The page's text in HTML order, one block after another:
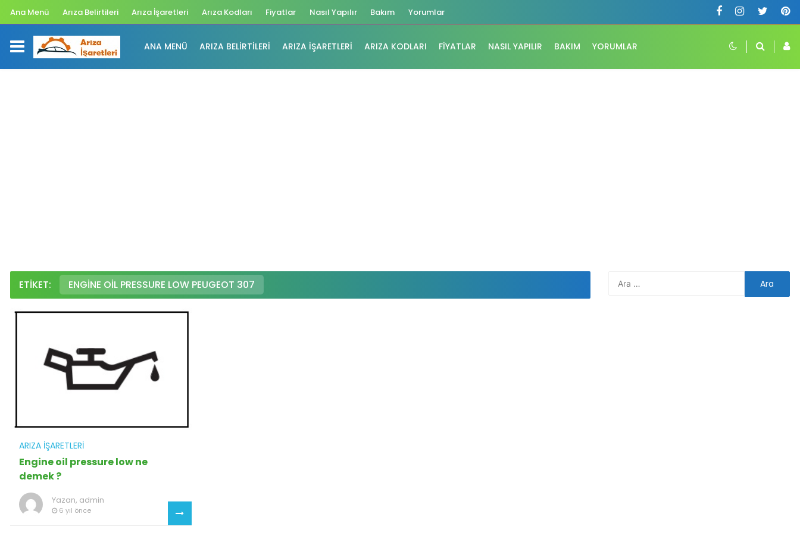
Ana Menü Arıza Belirtileri Arıza İşaretleri Arıza Kodları Fiyatlar Nasıl Yapılır Bakım Yorumlar
ANA MENÜ ARIZA BELIRTILERI ARIZA İŞARETLERI ARIZA KODLARI FIYATLAR NASIL YAPILIR BAKIM YORUMLAR
ETIKET: ENGINE OIL PRESSURE LOW PEUGEOT 307
ARIZA İŞARETLERI
Engine oil pressure low ne
demek ?
Yazan, admin
6 yıl önce